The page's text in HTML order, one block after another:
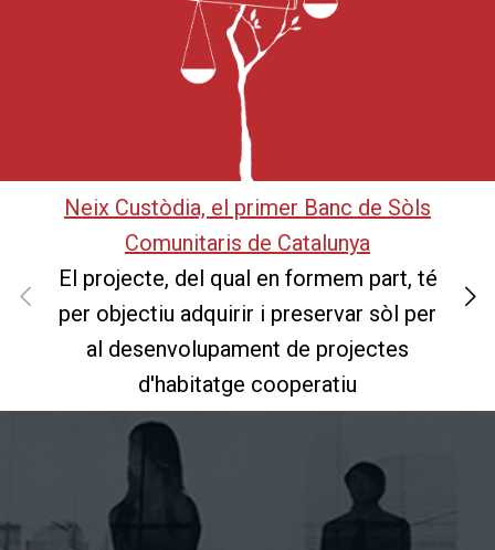
Neix Custòdia, el primer Banc de Sòls
Comunitaris de Catalunya
El projecte, del qual en formem part, té
per objectiu adquirir i preservar sòl per
al desenvolupament de projectes
d'habitatge cooperatiu